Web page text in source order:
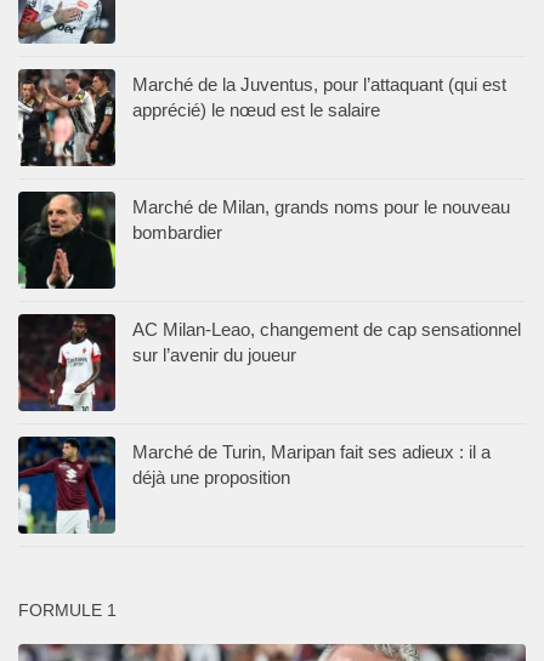
Marché de la Juventus, pour l’attaquant (qui est
apprécié) le nœud est le salaire
Marché de Milan, grands noms pour le nouveau
bombardier
AC Milan-Leao, changement de cap sensationnel
sur l’avenir du joueur
Marché de Turin, Maripan fait ses adieux : il a
déjà une proposition
FORMULE 1